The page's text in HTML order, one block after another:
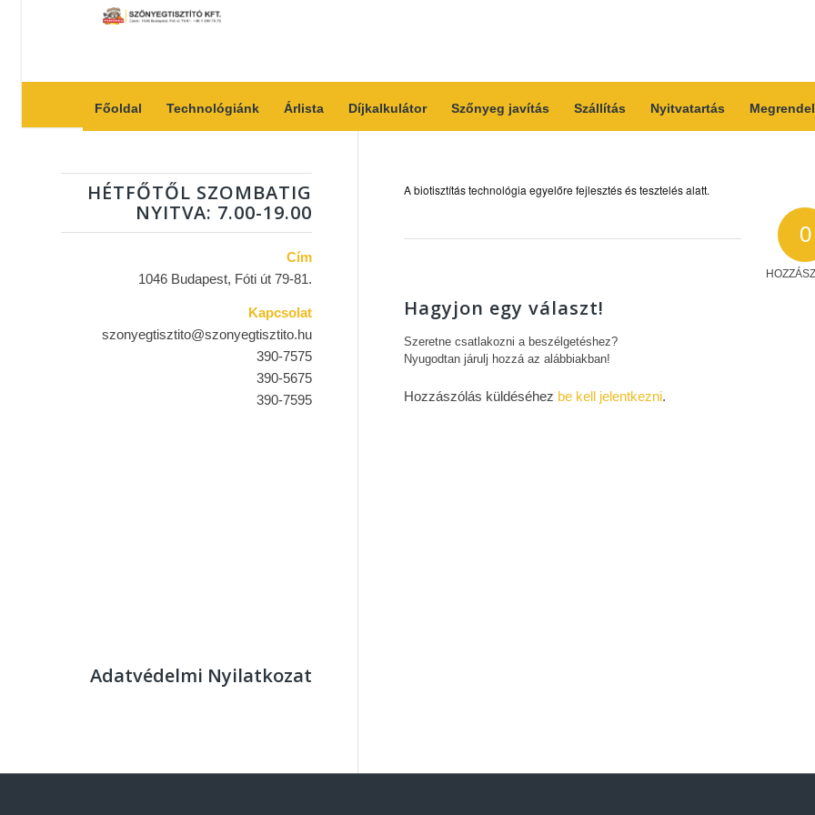
Főoldal Technológiánk Árlista Díjkalkulátor Szőnyeg javítás Szállítás Nyitvatartás
A biotisztítás technológia egyelőre fejlesztés és tesztelés alatt.
0
Hagyjon egy választ!
Szeretne csatlakozni a beszélgetéshez?
Nyugodtan járulj hozzá az alábbiakban!
Hozzászólás küldéséhez be kell jelentkezni.
HÉTFŐTŐL SZOMBATIG
NYITVA: 7.00-19.00
Cím
1046 Budapest, Fóti út 79-81.
Kapcsolat
szonyegtisztito@szonyegtisztito.hu
390-7575
390-5675
390-7595
Adatvédelmi Nyilatkozat